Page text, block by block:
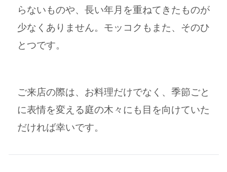
らないものや、長い年月を重ねてきたものが
少なくありません。モッコクもまた、そのひ
とつです。
ご来店の際は、お料理だけでなく、季節ごと
に表情を変える庭の木々にも目を向けていた
だければ幸いです。